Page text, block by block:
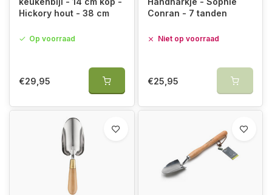
Hickory hout - 38 cm
Op voorraad
€29,95
Conran - 7 tanden
Niet op voorraad
€25,95